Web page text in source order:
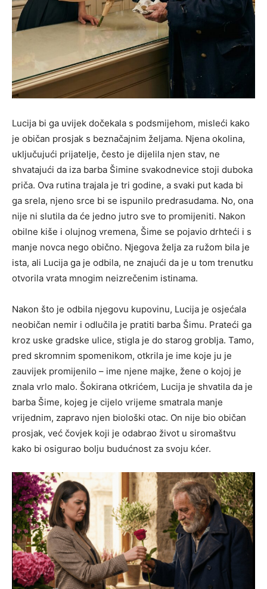
Lucija bi ga uvijek dočekala s podsmijehom, misleći kako
je običan prosjak s beznačajnim željama. Njena okolina,
uključujući prijatelje, često je dijelila njen stav, ne
shvatajući da iza barba Šimine svakodnevice stoji duboka
priča. Ova rutina trajala je tri godine, a svaki put kada bi
ga srela, njeno srce bi se ispunilo predrasudama. No, ona
nije ni slutila da će jedno jutro sve to promijeniti. Nakon
obilne kiše i olujnog vremena, Šime se pojavio drhteći i s
manje novca nego obično. Njegova želja za ružom bila je
ista, ali Lucija ga je odbila, ne znajući da je u tom trenutku
otvorila vrata mnogim neizrečenim istinama.
Nakon što je odbila njegovu kupovinu, Lucija je osjećala
neobičan nemir i odlučila je pratiti barba Šimu. Prateći ga
kroz uske gradske ulice, stigla je do starog groblja. Tamo,
pred skromnim spomenikom, otkrila je ime koje ju je
zauvijek promijenilo – ime njene majke, žene o kojoj je
znala vrlo malo. Šokirana otkrićem, Lucija je shvatila da je
barba Šime, kojeg je cijelo vrijeme smatrala manje
vrijednim, zapravo njen biološki otac. On nije bio običan
prosjak, već čovjek koji je odabrao život u siromaštvu
kako bi osigurao bolju budućnost za svoju kćer.